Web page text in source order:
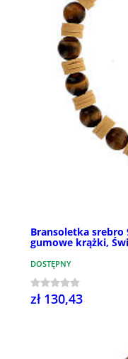
Bransoletka
gumowe krążki,
DOSTĘPNY
zł 130,43